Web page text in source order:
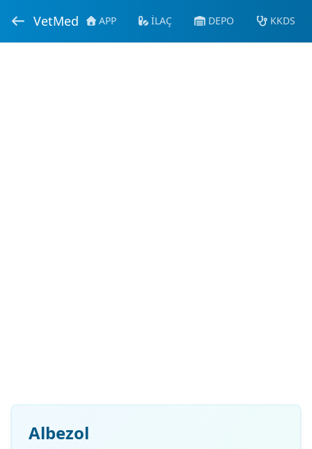
VetMed APP İLAÇ DEPO KKDS
Albezol